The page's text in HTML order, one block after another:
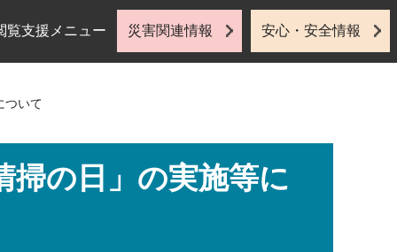
覧支援メニュー 災害関連情報 安心・安全情報
ついて
掃の日」の実施等に